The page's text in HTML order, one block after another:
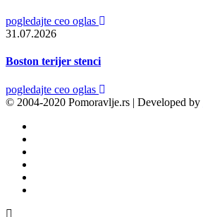
pogledajte ceo oglas
31.07.2026
Boston terijer stenci
pogledajte ceo oglas
© 2004-2020 Pomoravlje.rs | Developed by